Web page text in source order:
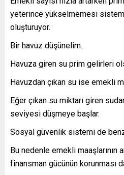
yeterince yükselmemesi
oluşturuyor.
Bir havuz düşünelim.
Havuza giren su prim gelirleri
Havuzdan çıkan su ise emekli
Eğer çıkan su miktarı giren
seviyesi düşmeye başlar.
Sosyal güvenlik sistemi de
Bu nedenle emekli maaşlarının
finansman gücünün korunması